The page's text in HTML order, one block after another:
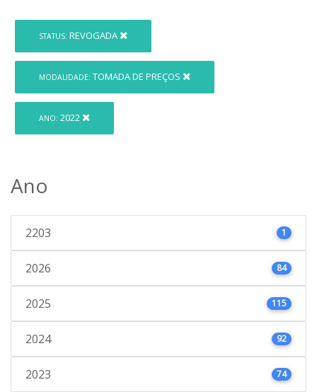
STATUS: REVOGADA
MODALIDADE: TOMADA DE PREÇOS
ANO: 2022
Ano
2203 1
2026 84
2025 115
2024 92
2023 74